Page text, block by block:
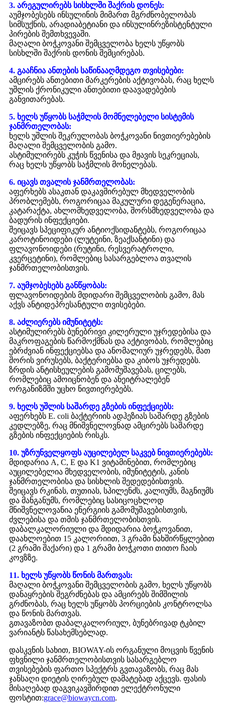
3. არეგულირებს სისხლში შაქრის დონეს:
აუმჯობესებს ინსულინის მიმართ მგრძნობელობას
სიმსუქნის, არადიაბეტიანი და ინსულინრეზისტენტული
პირების შემთხვევაში.
მაღალი ბოჭკოვანი შემცველობა ხელს უწყობს
სისხლში შაქრის დონის შემცირებას.
4. გააჩნია ანთების საწინააღმდეგო თვისებები:
ამცირებს ანთებითი მარკერების აქტივობას, რაც ხელს
უშლის ქრონიკული ანთებითი დაავადებების
განვითარებას.
5. ხელს უწყობს საჭმლის მომნელებელი სისტემის
ჯანმრთელობას:
ხელს უშლის შეკრულობას ბოჭკოვანი ნივთიერებების
მაღალი შემცველობის გამო.
ასტიმულირებს კუჭის წვენისა და მჟავის სეკრეციას,
რაც ხელს უწყობს საჭმლის მონელებას.
6. იცავს თვალის ჯანმრთელობას:
აფერხებს ასაკთან დაკავშირებულ მხედველობის
პრობლემებს, როგორიცაა მაკულური დეგენერაცია,
კატარაქტა, ახლომხედველობა, შორსმხედველობა და
ბადურის ინფექციები.
შეიცავს სპეციფიკურ ანტიოქსიდანტებს, როგორიცაა
კაროტინოიდები (ლუტეინი, ზეაქსანტინი) და
ფლავონოიდები (რუტინი, რესვერატროლი,
კვერცეტინი), რომლებიც სასარგებლოა თვალის
ჯანმრთელობისთვის.
7. აუმჯობესებს განწყობას:
ფლავონოიდების მდიდარი შემცველობის გამო, მას
აქვს ანტიდეპრესანტული თვისებები.
8. აძლიერებს იმუნიტეტს:
ასტიმულირებს ბუნებრივი კილერული უჯრედებისა და
მაკროფაგების წარმოქმნას და აქტივობას, რომლებიც
ებრძვიან ინფექციებსა და ანომალიურ უჯრედებს, მათ
შორის ვირუსებს, ბაქტერიებსა და კიბოს უჯრედებს.
ზრდის ანტისხეულების გამომუშავებას, ცილებს,
რომლებიც ამოიცნობენ და ანეიტრალებენ
ორგანიზმში უცხო ნივთიერებებს.
9. ხელს უშლის საშარდე გზების ინფექციებს:
აფერხებს E. coli ბაქტერიის ადჰეზიას საშარდე გზების
კედლებზე, რაც მნიშვნელოვნად ამცირებს საშარდე
გზების ინფექციების რისკს.
10. უზრუნველყოფს აუცილებელ საკვებ ნივთიერებებს:
მდიდარია A, C, E და K1 ვიტამინებით, რომლებიც
აუცილებელია მხედველობის, იმუნიტეტის, კანის
ჯანმრთელობისა და სისხლის შედედებისთვის.
შეიცავს რკინას, თუთიას, სპილენძს, კალიუმს, მაგნიუმს
და მანგანუმს, რომლებიც სასიცოცხლოდ
მნიშვნელოვანია ენერგიის გამომუშავებისთვის,
ძვლებისა და თმის ჯანმრთელობისთვის.
დაბალკალორიული და მდიდარია ბოჭკოვანით,
დაახლოებით 15 კალორიით, 3 გრამი ნახშირწყლებით
(2 გრამი შაქარი) და 1 გრამი ბოჭკოთი თითო ჩაის
კოვზზე.
11. ხელს უწყობს წონის მართვას:
მაღალი ბოჭკოვანი შემცველობის გამო, ხელს უწყობს
დანაყრების შეგრძნებას და ამცირებს შიმშილის
გრძნობას, რაც ხელს უწყობს პორციების კონტროლსა
და წონის მართვას.
გთავაზობთ დაბალკალორიულ, ბუნებრივად ტკბილ
ვარიანტს წასახემსებლად.
დასკვნის სახით, BIOWAY-ის ორგანული მოცვის წვენის
ფხვნილი ჯანმრთელობისთვის სასარგებლო
თვისებების ფართო სპექტრს გვთავაზობს, რაც მას
ჯანსაღი დიეტის ღირებულ დამატებად აქცევს. ფასის
მისაღებად დაგვიკავშირდით ელექტრონული
ფოსტით:grace@biowaycn.com.